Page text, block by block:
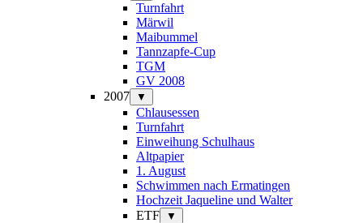
Turnfahrt
Märwil
Maibummel
Tannzapfe-Cup
TGM
GV 2008
2007
▼
Chlausessen
Turnfahrt
Einweihung Schulhaus
Altpapier
1. August
Schwimmen nach Ermatingen
Hochzeit Jaqueline und Walter
ETF
▼